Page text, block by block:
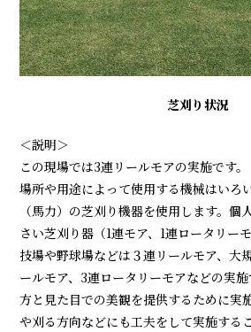
芝刈り状況
＜説明＞
この現場では3連リールモアの実施です。
場所や用途によって使用する機械はいろ
（馬力）の芝刈り機器を使用します。個
さい芝刈り器（1連モア、1連ロータリー
技場や野球場などは３連リールモア、大
ールモア、3連ロータリーモアなどの実
方と見た目での美観を提供するために実
や刈る方向などにも工夫をして実施する